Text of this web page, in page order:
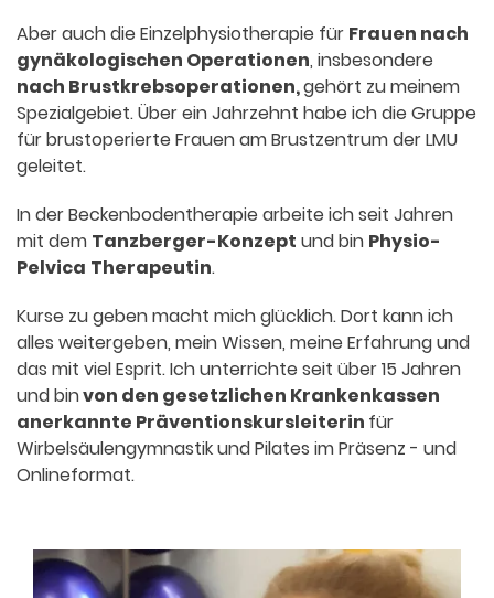
Aber auch die Einzelphysiotherapie für Frauen nach
gynäkologischen Operationen, insbesondere
nach Brustkrebsoperationen,gehört zu meinem
Spezialgebiet. Über ein Jahr­zehnt habe ich die Gruppe
für brust­operierte Frauen am Brustzentrum der LMU
geleitet.
In der Beckenbodentherapie arbeite ich seit Jahren
mit dem Tanzberger-Konzept und bin Physio-
Pelvica Therapeutin.
Kurse zu geben macht mich glücklich. Dort kann ich
alles weitergeben, mein Wissen, meine Erfahrung und
das mit viel Esprit. Ich unterrichte seit über 15 Jahren
und binvon den gesetzlichen Kranken­kassen
anerkannte Präventionskurs­leiterin für
Wirbelsäulengymnastik und Pilates im Präsenz - und
Onlineformat.